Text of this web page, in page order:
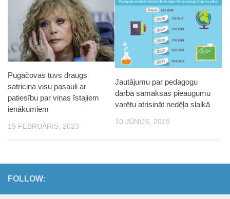
Pugačovas tuvs draugs
satricina visu pasauli ar
patiesību par viņas īstajiem
ienākumiem
19 FEBRUĀRIS, 2023
Jautājumu par pedagogu
darba samaksas pieaugumu
varētu atrisināt nedēļa slaikā
10 JŪNIJS, 2019
FOLLOW: